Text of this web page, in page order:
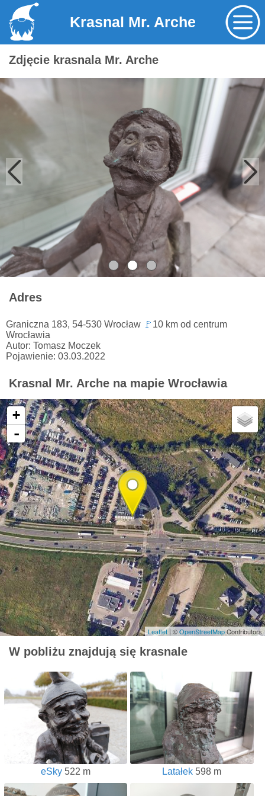
Krasnal Mr. Arche
Zdjęcie krasnala Mr. Arche
Adres
Graniczna 183, 54-530 Wrocław 🚩 10 km od centrum
Wrocławia
Autor: Tomasz Moczek
Pojawienie: 03.03.2022
Krasnal Mr. Arche na mapie Wrocławia
+
-
Leaflet| ©OpenStreetMapContributors
W pobliżu znajdują się krasnale
eSky 522 m Latałek 598 m